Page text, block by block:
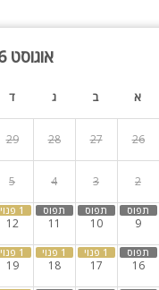
אוגוסט 2026
א ב ג ד
26
27
28
29
2
3
4
5
9
10
11
12
16
17
18
19